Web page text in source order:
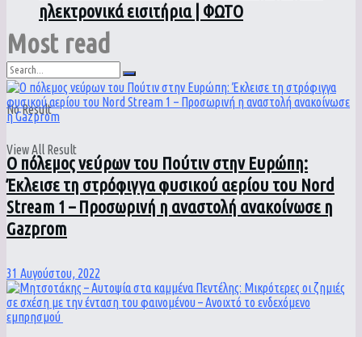
ηλεκτρονικά εισιτήρια | ΦΩΤΟ
No Result
View All Result
Most read
Ο πόλεμος νεύρων του Πούτιν στην Ευρώπη:
Έκλεισε τη στρόφιγγα φυσικού αερίου του Nord
Stream 1 – Προσωρινή η αναστολή ανακοίνωσε η
Gazprom
31 Αυγούστου, 2022